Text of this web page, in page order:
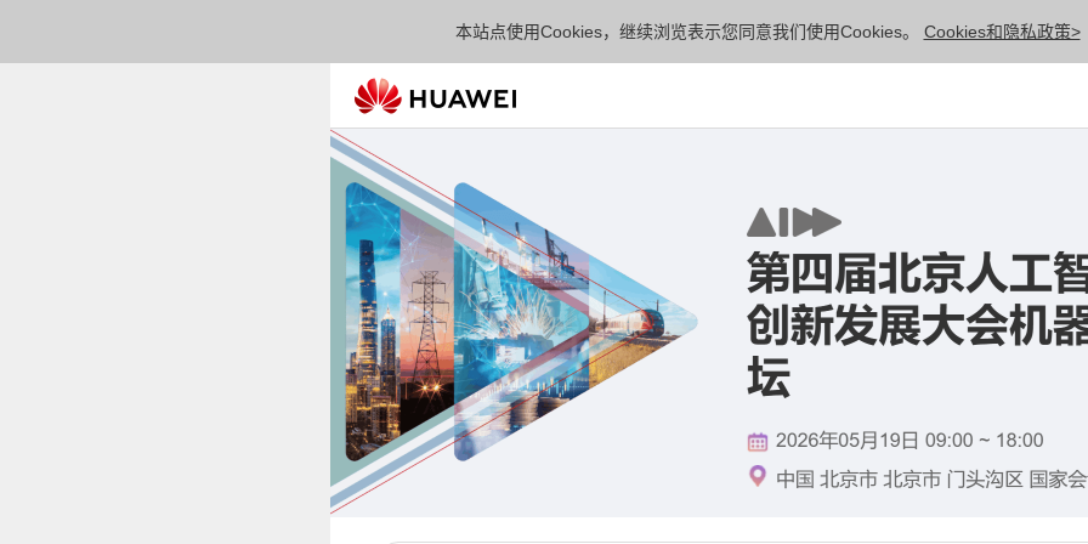
本站点使用Cookies，继续浏览表示您同意我们使用Cookies。 Cookies和隐私政策>